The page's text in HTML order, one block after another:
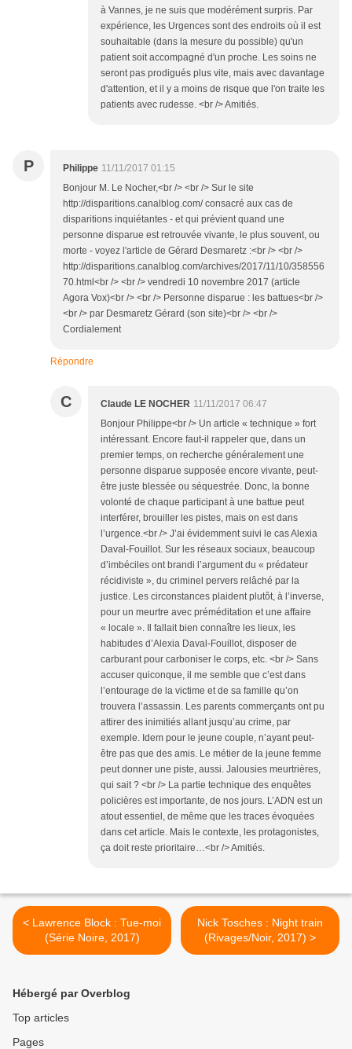
à Vannes, je ne suis que modérément surpris. Par
expérience, les Urgences sont des endroits où il est
souhaitable (dans la mesure du possible) qu'un
patient soit accompagné d'un proche. Les soins ne
seront pas prodigués plus vite, mais avec davantage
d'attention, et il y a moins de risque que l'on traite les
patients avec rudesse. <br /> Amitiés.
P Philippe 11/11/2017 01:15
Bonjour M. Le Nocher,<br /> <br /> Sur le site
http://disparitions.canalblog.com/ consacré aux cas de
disparitions inquiétantes - et qui prévient quand une
personne disparue est retrouvée vivante, le plus souvent, ou
morte - voyez l'article de Gérard Desmaretz :<br /> <br />
http://disparitions.canalblog.com/archives/2017/11/10/358556
70.html<br /> <br /> vendredi 10 novembre 2017 (article
Agora Vox)<br /> <br /> Personne disparue : les battues<br />
<br /> par Desmaretz Gérard (son site)<br /> <br />
Cordialement
Répondre
C Claude LE NOCHER 11/11/2017 06:47
Bonjour Philippe<br /> Un article « technique » fort
intéressant. Encore faut-il rappeler que, dans un
premier temps, on recherche généralement une
personne disparue supposée encore vivante, peut-
être juste blessée ou séquestrée. Donc, la bonne
volonté de chaque participant à une battue peut
interférer, brouiller les pistes, mais on est dans
l’urgence.<br /> J’ai évidemment suivi le cas Alexia
Daval-Fouillot. Sur les réseaux sociaux, beaucoup
d’imbéciles ont brandi l’argument du « prédateur
récidiviste », du criminel pervers relâché par la
justice. Les circonstances plaident plutôt, à l’inverse,
pour un meurtre avec préméditation et une affaire
« locale ». Il fallait bien connaître les lieux, les
habitudes d’Alexia Daval-Fouillot, disposer de
carburant pour carboniser le corps, etc. <br /> Sans
accuser quiconque, il me semble que c’est dans
l’entourage de la victime et de sa famille qu’on
trouvera l’assassin. Les parents commerçants ont pu
attirer des inimitiés allant jusqu’au crime, par
exemple. Idem pour le jeune couple, n’ayant peut-
être pas que des amis. Le métier de la jeune femme
peut donner une piste, aussi. Jalousies meurtrières,
qui sait ? <br /> La partie technique des enquêtes
policières est importante, de nos jours. L’ADN est un
atout essentiel, de même que les traces évoquées
dans cet article. Mais le contexte, les protagonistes,
ça doit reste prioritaire…<br /> Amitiés.
< Lawrence Block : Tue-moi
(Série Noire, 2017)
Nick Tosches : Night train
(Rivages/Noir, 2017) >
Hébergé par Overblog
Top articles
Pages